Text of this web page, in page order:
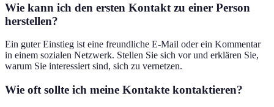
Wie kann ich den ersten Kontakt zu einer Person
herstellen?
Ein guter Einstieg ist eine freundliche E-Mail oder ein Kommentar
in einem sozialen Netzwerk. Stellen Sie sich vor und erklären Sie,
warum Sie interessiert sind, sich zu vernetzen.
Wie oft sollte ich meine Kontakte kontaktieren?